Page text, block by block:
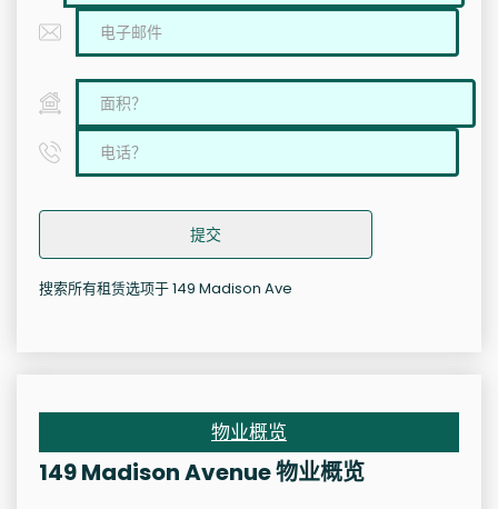
提交
搜索所有租赁选项于 149 Madison Ave
物业概览
149 Madison Avenue 物业概览